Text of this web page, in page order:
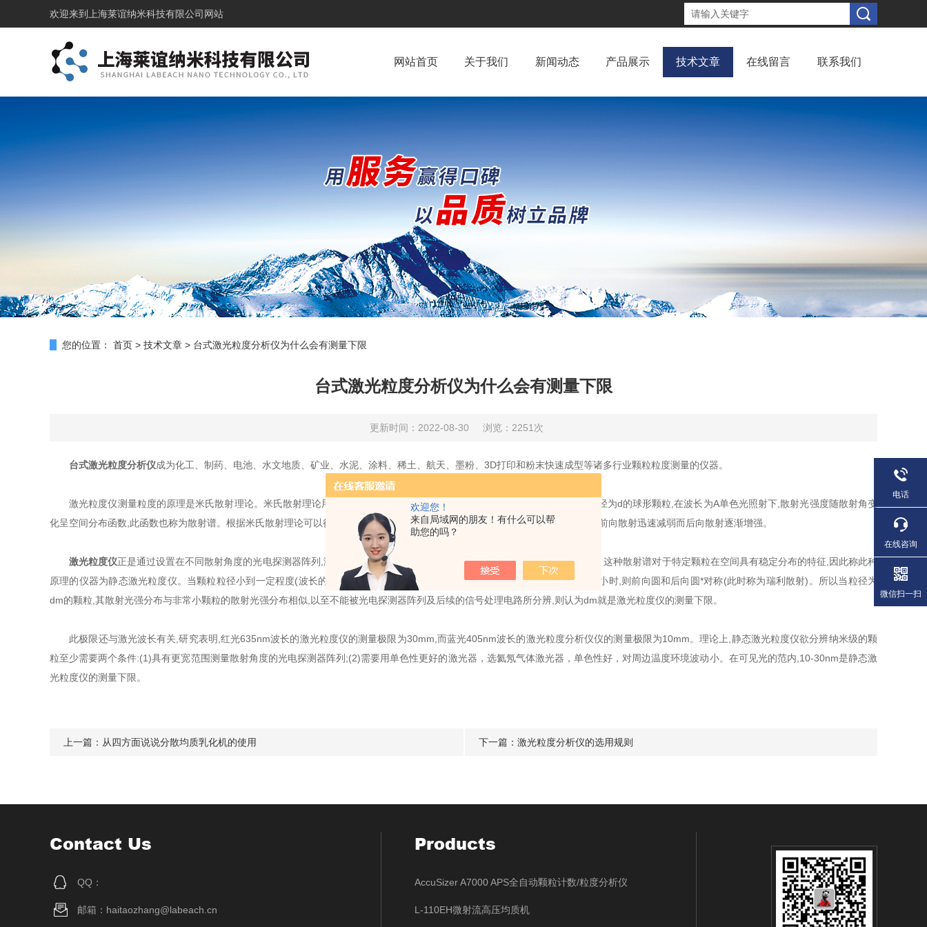
欢迎您！
来自局域网的朋友！有什么可以帮
助您的吗？
欢迎来到 上海莱谊纳米科技有限公司网站
网站首页 关于我们 新闻动态 产品展示 技术文章 在线留言 联系我们
您的位置： 首页 > 技术文章 > 台式激光粒度分析仪为什么会有测量下限
台式激光粒度分析仪为什么会有测量下限
更新时间：2022-08-30 浏览：2251次
台式激光粒度分析仪成为化工、制药、电池、水文地质、矿业、水泥、涂料、稀土、航天、墨粉、3D打印和粉末快速成型等诸多行业颗粒粒度测量的仪器。
激光粒度仪测量粒度的原理是米氏散射理论。米氏散射理论用数学语言精确地描述了折射率为n、吸收率为m的特定物质的粒径为d的球形颗粒,在波长为A单色光照射下,散射光强度随散射角变
化呈空间分布函数,此函数也称为散射谱。根据米氏散射理论可以得出颗粒越大,前向散射越强而后向散射越弱;随着颗粒粒径的减小前向散射迅速减弱而后向散射逐渐增强。
激光粒度仪正是通过设置在不同散射角度的光电探测器阵列,测试颗粒的散射光强分布(在极坐标下),由此确定颗粒粒径的大小。这种散射谱对于特定颗粒在空间具有稳定分布的特征,因此称此种
原理的仪器为静态激光粒度仪。当颗粒粒径小到一定程度(波长的1/10左右)时,光强分布变成了两个相互有重叠的圆。当颗粒非常小时,则前向圆和后向圆*对称(此时称为瑞利散射)。所以当粒径为
dm的颗粒,其散射光强分布与非常小颗粒的散射光强分布相似,以至不能被光电探测器阵列及后续的信号处理电路所分辨,则认为dm就是激光粒度仪的测量下限。
此极限还与激光波长有关,研究表明,红光635nm波长的激光粒度仪的测量极限为30mm,而蓝光405nm波长的激光粒度分析仪仪的测量极限为10mm。理论上,静态激光粒度仪欲分辨纳米级的颗
粒至少需要两个条件:(1)具有更宽范围测量散射角度的光电探测器阵列;(2)需要用单色性更好的激光器，选氦氖气体激光器，单色性好，对周边温度环境波动小。在可见光的范内,10-30nm是静态激
光粒度仪的测量下限。
上一篇： 从四方面说说分散均质乳化机的使用 下一篇： 激光粒度分析仪的选用规则
Contact Us
QQ：
邮箱：haitaozhang@labeach.cn
Products
AccuSizer A7000 APS全自动颗粒计数/粒度分析仪
L-110EH微射流高压均质机
电话
在线咨询
微信扫一扫